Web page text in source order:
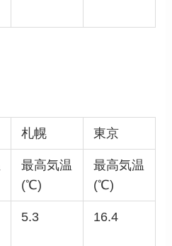
札幌 東京
最高気温
(℃)
最高気温
(℃)
5.3 16.4